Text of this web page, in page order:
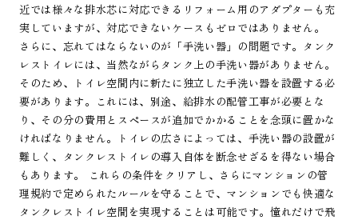
近では様々な排水芯に対応できるリフォーム用のアダプターも充
実していますが、対応できないケースもゼロではありません。
さらに、忘れてはならないのが「手洗い器」の問題です。タンク
レストイレには、当然ながらタンク上の手洗い器がありません。
そのため、トイレ空間内に新たに独立した手洗い器を設置する必
要があります。これには、別途、給排水の配管工事が必要とな
り、その分の費用とスペースが追加でかかることを念頭に置かな
ければなりません。トイレの広さによっては、手洗い器の設置が
難しく、タンクレストイレの導入自体を断念せざるを得ない場合
もあります。 これらの条件をクリアし、さらにマンションの管
理規約で定められたルールを守ることで、マンションでも快適な
タンクレストイレ空間を実現することは可能です。憧れだけで飛